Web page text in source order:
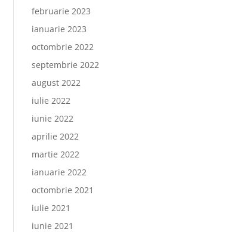
februarie 2023
ianuarie 2023
octombrie 2022
septembrie 2022
august 2022
iulie 2022
iunie 2022
aprilie 2022
martie 2022
ianuarie 2022
octombrie 2021
iulie 2021
iunie 2021